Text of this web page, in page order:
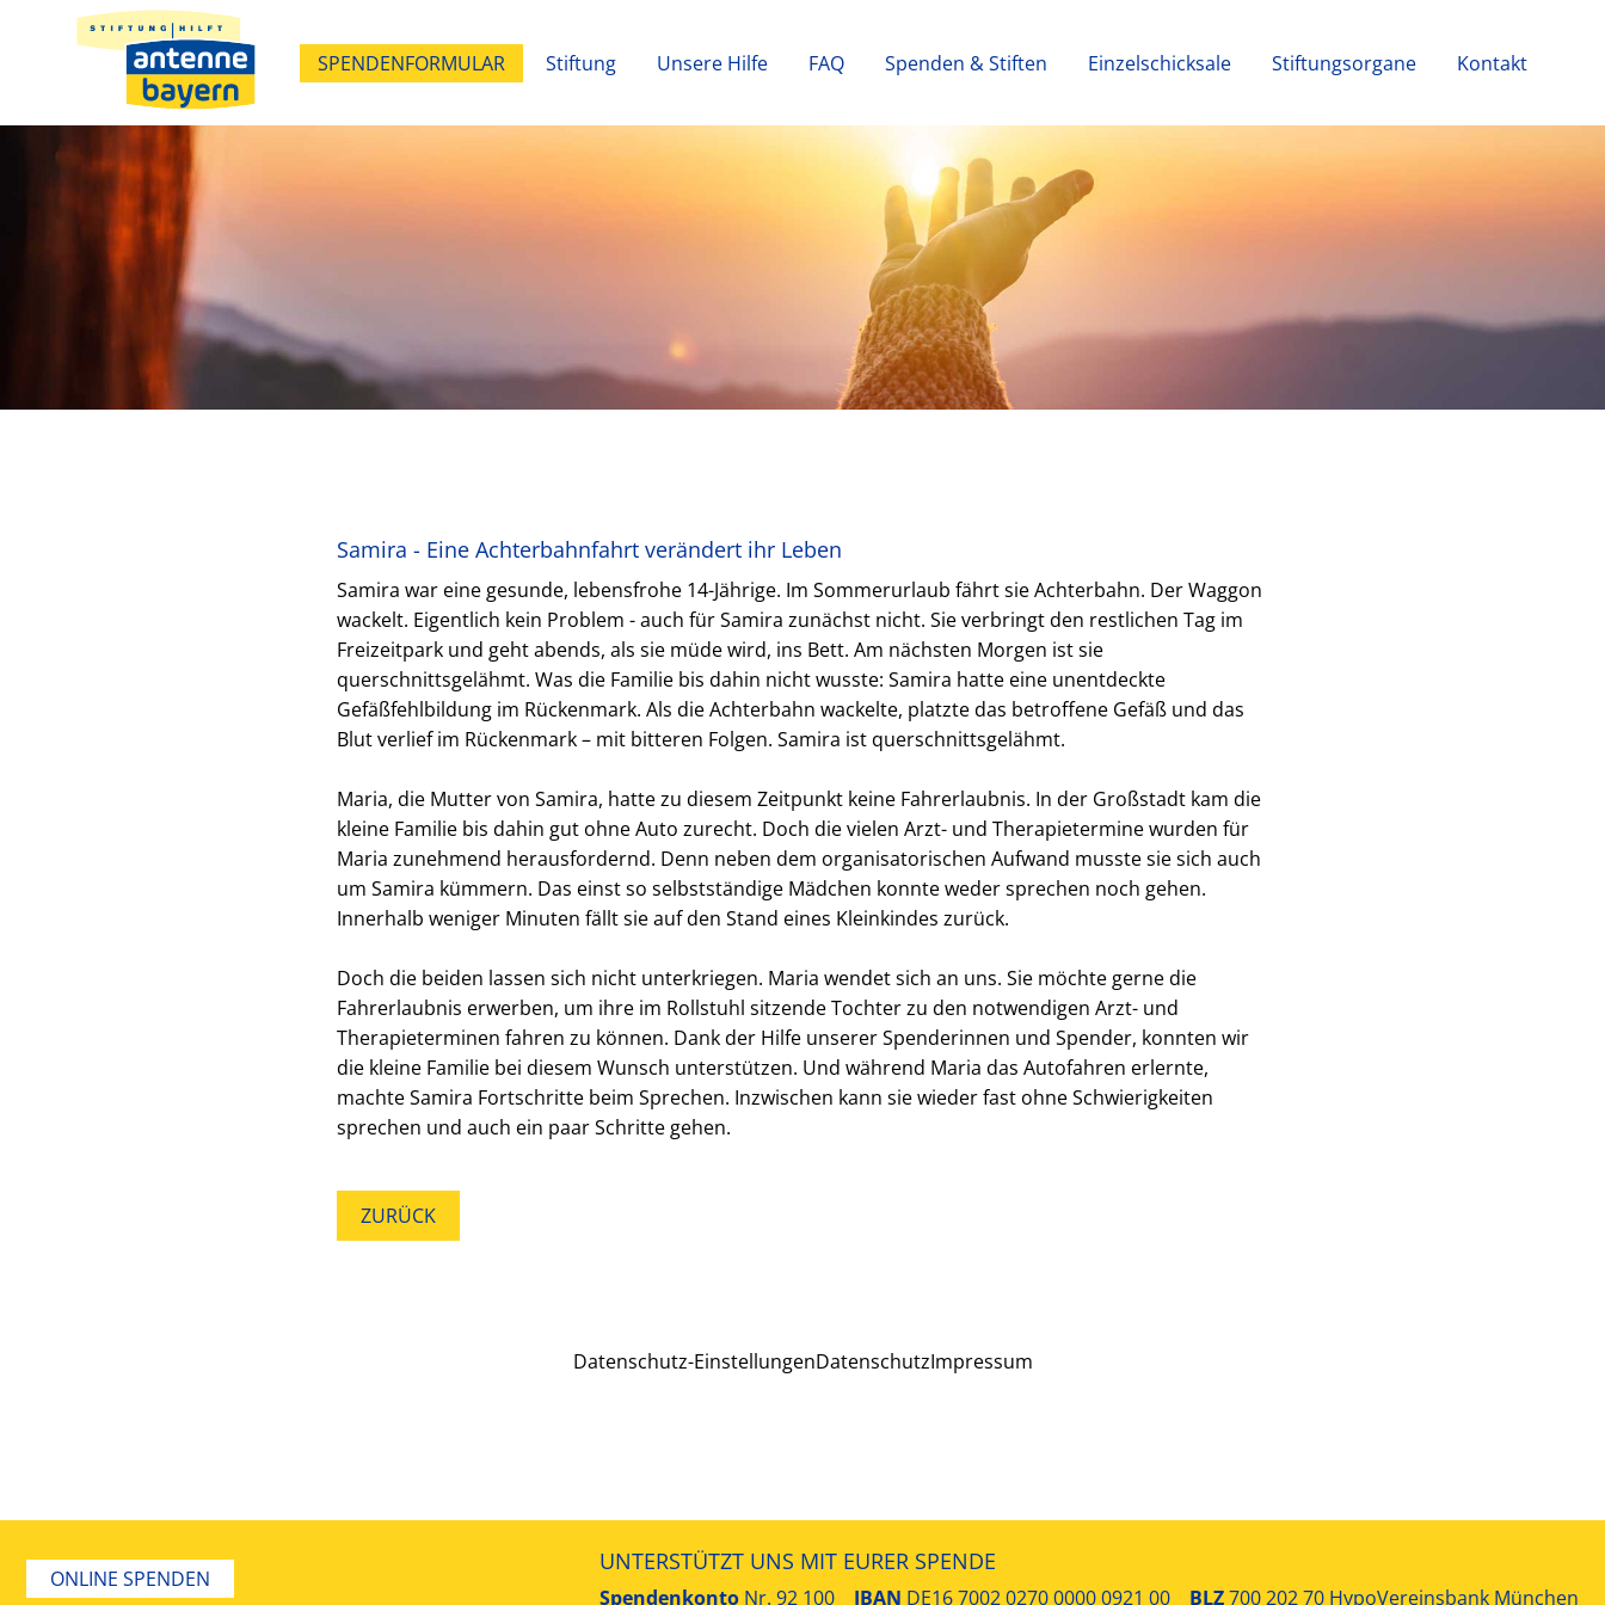
SPENDENFORMULAR Stiftung Unsere Hilfe FAQ Spenden & Stiften Einzelschicksale Stiftungsorgane Kontakt
Samira - Eine Achterbahnfahrt verändert ihr Leben
Samira war eine gesunde, lebensfrohe 14-Jährige. Im Sommerurlaub fährt sie Achterbahn. Der Waggon
wackelt. Eigentlich kein Problem - auch für Samira zunächst nicht. Sie verbringt den restlichen Tag im
Freizeitpark und geht abends, als sie müde wird, ins Bett. Am nächsten Morgen ist sie
querschnittsgelähmt. Was die Familie bis dahin nicht wusste: Samira hatte eine unentdeckte
Gefäßfehlbildung im Rückenmark. Als die Achterbahn wackelte, platzte das betroffene Gefäß und das
Blut verlief im Rückenmark – mit bitteren Folgen. Samira ist querschnittsgelähmt.
Maria, die Mutter von Samira, hatte zu diesem Zeitpunkt keine Fahrerlaubnis. In der Großstadt kam die
kleine Familie bis dahin gut ohne Auto zurecht. Doch die vielen Arzt- und Therapietermine wurden für
Maria zunehmend herausfordernd. Denn neben dem organisatorischen Aufwand musste sie sich auch
um Samira kümmern. Das einst so selbstständige Mädchen konnte weder sprechen noch gehen.
Innerhalb weniger Minuten fällt sie auf den Stand eines Kleinkindes zurück.
Doch die beiden lassen sich nicht unterkriegen. Maria wendet sich an uns. Sie möchte gerne die
Fahrerlaubnis erwerben, um ihre im Rollstuhl sitzende Tochter zu den notwendigen Arzt- und
Therapieterminen fahren zu können. Dank der Hilfe unserer Spenderinnen und Spender, konnten wir
die kleine Familie bei diesem Wunsch unterstützen. Und während Maria das Autofahren erlernte,
machte Samira Fortschritte beim Sprechen. Inzwischen kann sie wieder fast ohne Schwierigkeiten
sprechen und auch ein paar Schritte gehen.
ZURÜCK
ONLINE SPENDEN
UNTERSTÜTZT UNS MIT EURER SPENDE
Spendenkonto Nr. 92 100 IBAN DE16 7002 0270 0000 0921 00 BLZ700 202 70 HypoVereinsbank München
Datenschutz-EinstellungenDatenschutzImpressum